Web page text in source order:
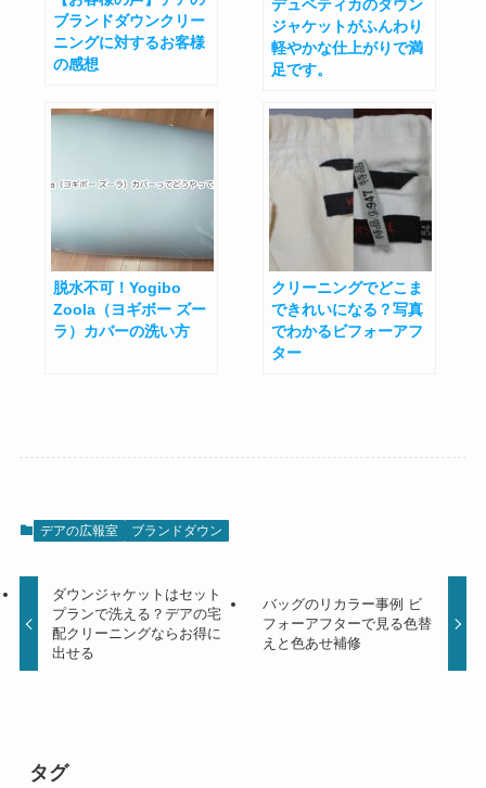
ブランドダウンクリー
ニングに対するお客様
の感想
デュベティカのダウン
ジャケットがふんわり
軽やかな仕上がりで満
足です。
脱水不可！Yogibo
Zoola（ヨギボー ズー
ラ）カバーの洗い方
クリーニングでどこま
できれいになる？写真
でわかるビフォーアフ
ター
デアの広報室 ブランドダウン
ダウンジャケットはセット
プランで洗える？デアの宅
配クリーニングならお得に
出せる
バッグのリカラー事例 ビ
フォーアフターで見る色替
えと色あせ補修
タグ